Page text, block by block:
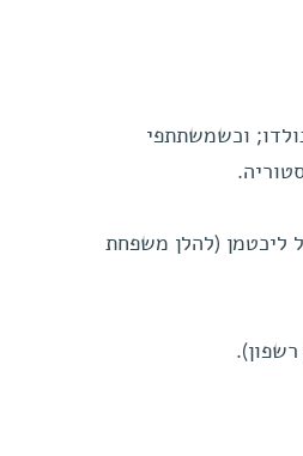
למחנה, בשנת 1964, בני המחזור ה-18 עוד לא נולדו; וכשמשתתפי
ליכטמן (להלן משפחת